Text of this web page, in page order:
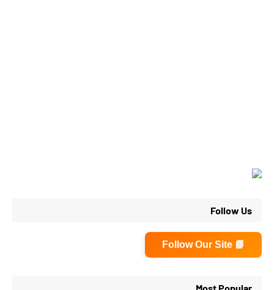
Follow Us
📘 Follow Our Site